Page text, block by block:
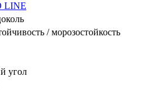
LINE
/ морозостойкость
угол